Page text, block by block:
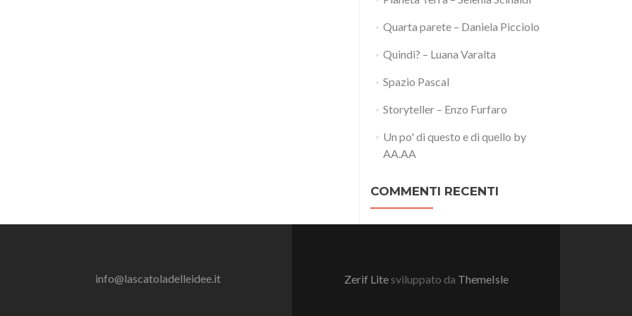
Quarta parete – Daniela Picciolo
Quindi? – Luana Varalta
Spazio Pascal
Storyteller – Enzo Furfaro
Un po' di questo e di quello by
AA.AA
COMMENTI RECENTI
info@lascatoladelleidee.it Zerif Lite sviluppato da ThemeIsle